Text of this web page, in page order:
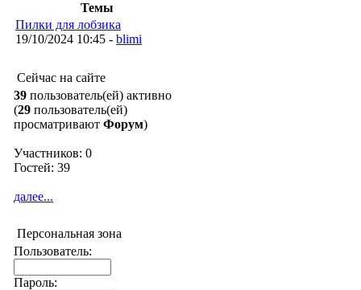
Темы
Пилки для лобзика
19/10/2024 10:45 - blimi
Сейчас на сайте
39 пользователь(ей) активно
(29 пользователь(ей)
просматривают Форум)
Участников: 0
Гостей: 39
далее...
Персональная зона
Пользователь:
Пароль: